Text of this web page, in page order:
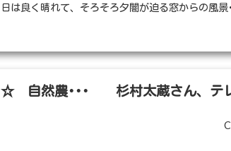
日は良く晴れて、そろそろ夕闇が迫る窓からの
☆ 自然農･･･ 杉村太蔵さん、テレ